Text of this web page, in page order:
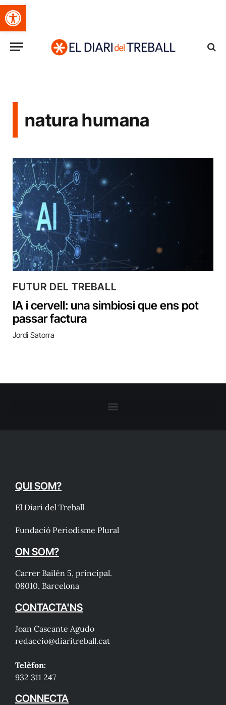
Obre la barra d'eines
natura humana
FUTUR DEL TREBALL
IA i cervell: una simbiosi que ens pot
passar factura
Jordi Satorra
QUI SOM?
El Diari del Treball
Fundació Periodisme Plural
ON SOM?
Carrer Bailén 5, principal.
08010, Barcelona
CONTACTA'NS
Joan Cascante Agudo
redaccio@diaritreball.cat
Telèfon:
932 311 247
CONNECTA